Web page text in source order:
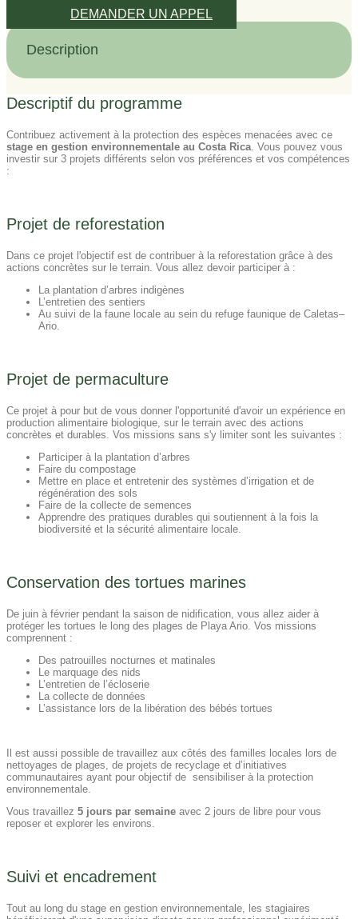
DEMANDER UN APPEL
Description
Descriptif du programme
Contribuez activement à la protection des espèces menacées avec ce
stage en gestion environnementale au Costa Rica. Vous pouvez vous
investir sur 3 projets différents selon vos préférences et vos compétences
:
Projet de reforestation
Dans ce projet l'objectif est de contribuer à la reforestation grâce à des
actions concrètes sur le terrain. Vous allez devoir participer à :
La plantation d’arbres indigènes
L’entretien des sentiers
Au suivi de la faune locale au sein du refuge faunique de Caletas–
Ario.
Projet de permaculture
Ce projet à pour but de vous donner l'opportunité d'avoir un expérience en
production alimentaire biologique, sur le terrain avec des actions
concrètes et durables. Vos missions sans s'y limiter sont les suivantes :
Participer à la plantation d’arbres
Faire du compostage
Mettre en place et entretenir des systèmes d’irrigation et de
régénération des sols
Faire de la collecte de semences
Apprendre des pratiques durables qui soutiennent à la fois la
biodiversité et la sécurité alimentaire locale.
Conservation des tortues marines
De juin à février pendant la saison de nidification, vous allez aider à
protéger les tortues le long des plages de Playa Ario. Vos missions
comprennent :
Des patrouilles nocturnes et matinales
Le marquage des nids
L’entretien de l’écloserie
La collecte de données
L’assistance lors de la libération des bébés tortues
Il est aussi possible de travaillez aux côtés des familles locales lors de
nettoyages de plages, de projets de recyclage et d’initiatives
communautaires ayant pour objectif de sensibiliser à la protection
environnementale.
Vous travaillez 5 jours par semaine avec 2 jours de libre pour vous
reposer et explorer les environs.
Suivi et encadrement
Tout au long du stage en gestion environnementale, les stagiaires